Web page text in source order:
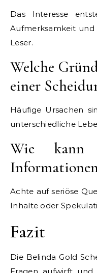
Das Interesse
Aufmerksamkeit und
Leser.
Welche
einer
Häufige Ursachen
unterschiedliche
Wie kann
Achte auf seriöse
Inhalte oder
Fazit
Die Belinda Gold